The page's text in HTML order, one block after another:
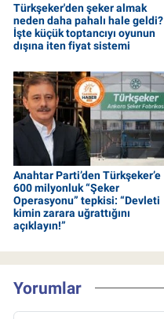
Türkşeker'den şeker almak
neden daha pahalı hale geldi?
İşte küçük toptancıyı oyunun
dışına iten fiyat sistemi
Anahtar Parti’den Türkşeker’e
600 milyonluk “Şeker
Operasyonu” tepkisi: “Devleti
kimin zarara uğrattığını
açıklayın!”
Yorumlar